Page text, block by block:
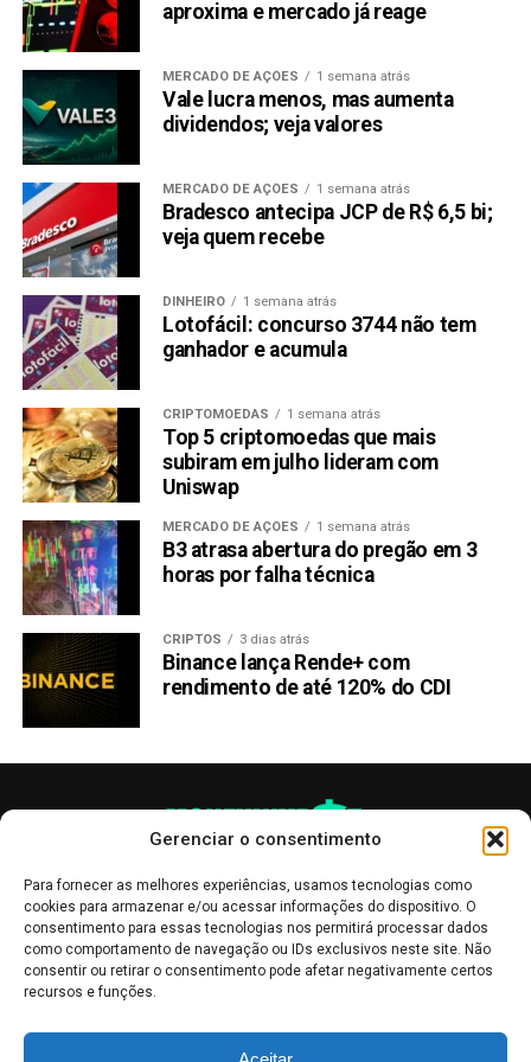
Gerenciar o consentimento
Para fornecer as melhores experiências, usamos tecnologias como
cookies para armazenar e/ou acessar informações do dispositivo. O
consentimento para essas tecnologias nos permitirá processar dados
como comportamento de navegação ou IDs exclusivos neste site. Não
consentir ou retirar o consentimento pode afetar negativamente certos
recursos e funções.
recompensas $RABT mesmo antes dos tokens serem
lançados! Em termos de perspectivas de longo prazo, o
Raboo pretende usurpar os primeiros lugares no setor de
memes em pouco tempo.
Com um fluxo constante de memes frescos e divertidos, o
Dogecoin e seus memes de cachorrinho serão logo
esquecidos.
No geral, o Raboo oferece tanto lucros quanto planos para
o futuro – e isso não é tudo.
Conclusão
Os lucros do Raboo na pré-venda são estimados em
233%, e os tokens $RABT já aumentaram 60%. Você ainda
pode aproveitar os ganhos da pré-venda, mas há um
potencial de 100x quando as principais exchanges
listarem o Raboo em suas opções de negociação. Agora
no Preço da Etapa 4 de $0,0048.
.Telegram:https://t.me/RabootokenPortal
Twitter:https://twitter.com/Raboo_Official
LEIA COM ATENÇÃO: Este texto não constitui
aconselhamento de investimento
manter os interessados em criptomoedas informados
sobre os desenvolvimentos recentes.
Copy
Link
WhatsApp
Twitter
Facebook
Reddit
Email
TÓPICOS RELACIONADOS: CARDANO
RABOO (RABT)
RIPPLE
PRÓXIMA:
Do Meme ao Mainstream: Rollblock (RBLK) pode
aproxima e mercado já reage
MERCADO DE AÇÕES 1 semana atrás
Vale lucra menos, mas aumenta
dividendos; veja valores
MERCADO DE AÇÕES 1 semana atrás
Bradesco antecipa JCP de R$ 6,5 bi;
veja quem recebe
DINHEIRO 1 semana atrás
Lotofácil: concurso 3744 não tem
ganhador e acumula
CRIPTOMOEDAS 1 semana atrás
Top 5 criptomoedas que mais
subiram em julho lideram com
Uniswap
MERCADO DE AÇÕES 1 semana atrás
B3 atrasa abertura do pregão em 3
horas por falha técnica
CRIPTOS 3 dias atrás
Binance lança Rende+ com
rendimento de até 120% do CDI